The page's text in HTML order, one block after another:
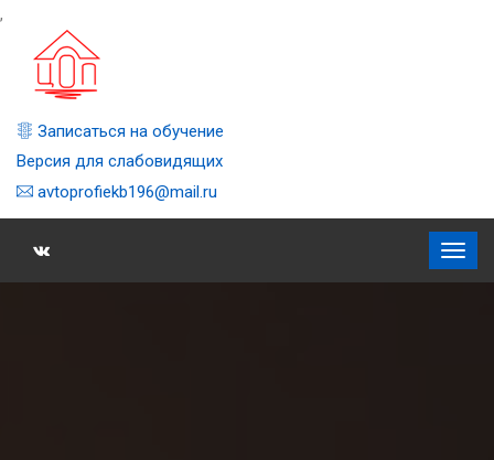
,
Записаться на обучение
Версия для слабовидящих
avtoprofiekb196@mail.ru